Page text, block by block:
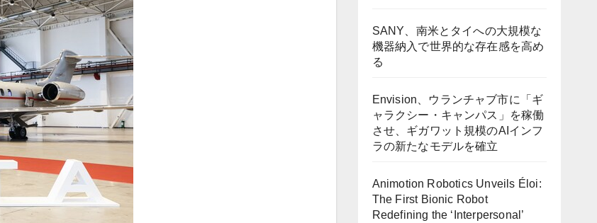
SANY、南米とタイへの大規模な
機器納入で世界的な存在感を高め
る
Envision、ウランチャブ市に「ギ
ャラクシー・キャンパス」を稼働
させ、ギガワット規模のAIインフ
ラの新たなモデルを確立
Animotion Robotics Unveils Éloi:
The First Bionic Robot
Redefining the ‘Interpersonal’